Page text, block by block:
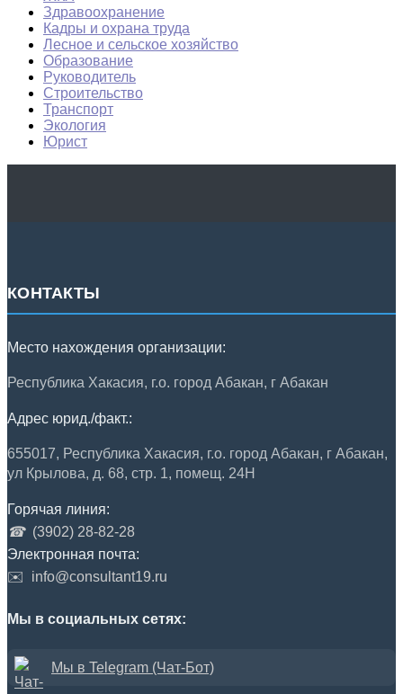
Здравоохранение
Кадры и охрана труда
Лесное и сельское хозяйство
Образование
Руководитель
Строительство
Транспорт
Экология
Юрист
КОНТАКТЫ
Место нахождения организации:
Республика Хакасия, г.о. город Абакан, г Абакан
Адрес юрид./факт.:
655017, Республика Хакасия, г.о. город Абакан, г Абакан,
ул Крылова, д. 68, стр. 1, помещ. 24Н
Горячая линия:
☎ (3902) 28-82-28
Электронная почта:
✉️
info@consultant19.ru
Мы в социальных сетях:
Мы в Telegram (Чат-Бот)